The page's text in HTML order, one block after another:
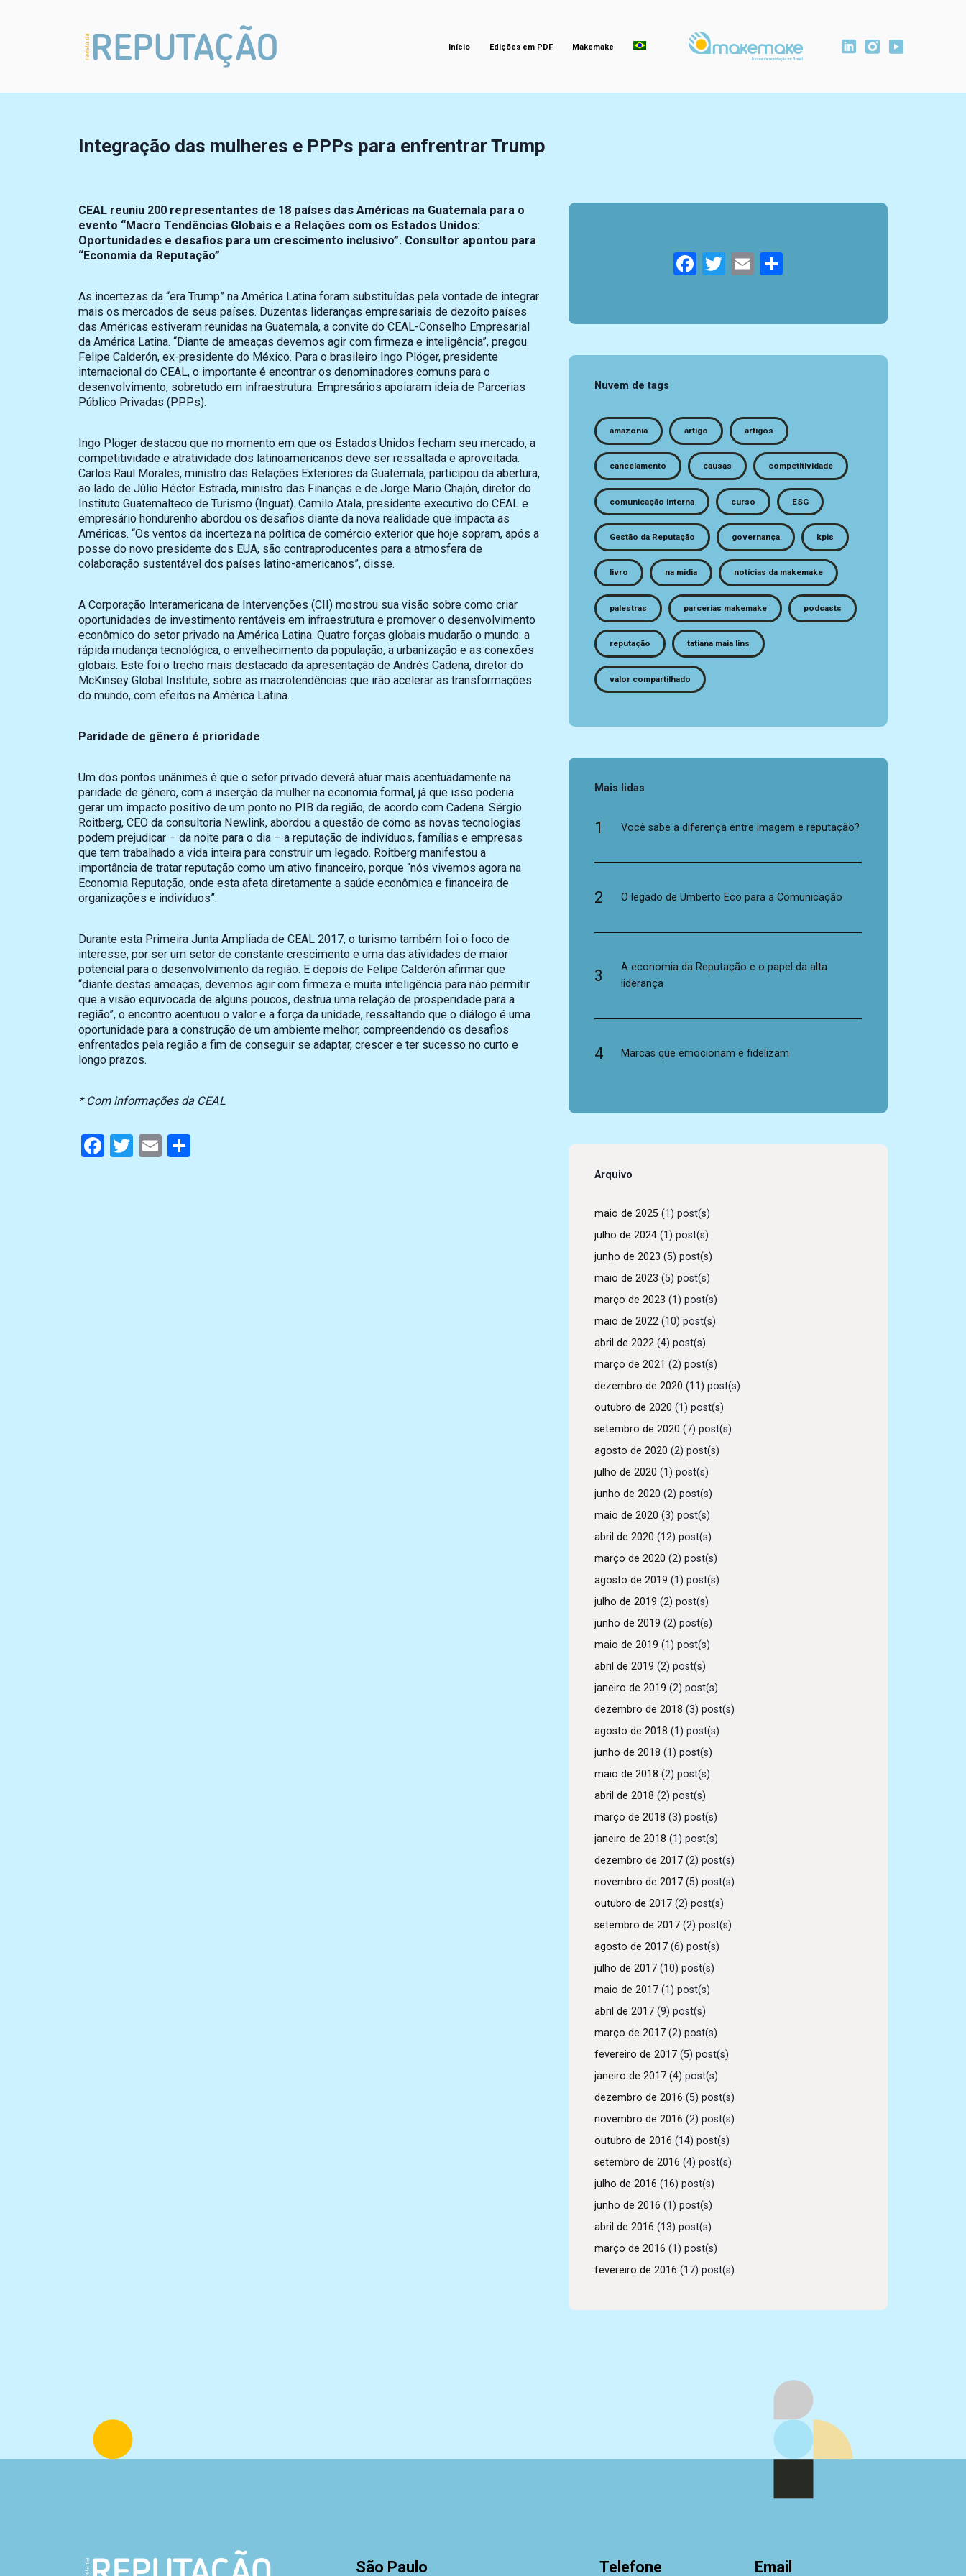
Início Edições em PDF Makemake
Integração das mulheres e PPPs para enfrentrar Trump
CEAL reuniu 200 representantes de 18 países das Américas na Guatemala para o
evento “Macro Tendências Globais e a Relações com os Estados Unidos:
Oportunidades e desafios para um crescimento inclusivo”. Consultor apontou para
“Economia da Reputação”
As incertezas da “era Trump” na América Latina foram substituídas pela vontade de integrar
mais os mercados de seus países. Duzentas lideranças empresariais de dezoito países
das Américas estiveram reunidas na Guatemala, a convite do CEAL-Conselho Empresarial
da América Latina. “Diante de ameaças devemos agir com firmeza e inteligência”, pregou
Felipe Calderón, ex-presidente do México. Para o brasileiro Ingo Plöger, presidente
internacional do CEAL, o importante é encontrar os denominadores comuns para o
desenvolvimento, sobretudo em infraestrutura. Empresários apoiaram ideia de Parcerias
Público Privadas (PPPs).
Ingo Plöger destacou que no momento em que os Estados Unidos fecham seu mercado, a
competitividade e atratividade dos latinoamericanos deve ser ressaltada e aproveitada.
Carlos Raul Morales, ministro das Relações Exteriores da Guatemala, participou da abertura,
ao lado de Júlio Héctor Estrada, ministro das Finanças e de Jorge Mario Chajón, diretor do
Instituto Guatemalteco de Turismo (Inguat). Camilo Atala, presidente executivo do CEAL e
empresário hondurenho abordou os desafios diante da nova realidade que impacta as
Américas. “Os ventos da incerteza na política de comércio exterior que hoje sopram, após a
posse do novo presidente dos EUA, são contraproducentes para a atmosfera de
colaboração sustentável dos países latino-americanos”, disse.
A Corporação Interamericana de Intervenções (CII) mostrou sua visão sobre como criar
oportunidades de investimento rentáveis em infraestrutura e promover o desenvolvimento
econômico do setor privado na América Latina. Quatro forças globais mudarão o mundo: a
rápida mudança tecnológica, o envelhecimento da população, a urbanização e as conexões
globais. Este foi o trecho mais destacado da apresentação de Andrés Cadena, diretor do
McKinsey Global Institute, sobre as macrotendências que irão acelerar as transformações
do mundo, com efeitos na América Latina.
Paridade de gênero é prioridade
Um dos pontos unânimes é que o setor privado deverá atuar mais acentuadamente na
paridade de gênero, com a inserção da mulher na economia formal, já que isso poderia
gerar um impacto positivo de um ponto no PIB da região, de acordo com Cadena. Sérgio
Roitberg, CEO da consultoria Newlink, abordou a questão de como as novas tecnologias
podem prejudicar – da noite para o dia – a reputação de indivíduos, famílias e empresas
que tem trabalhado a vida inteira para construir um legado. Roitberg manifestou a
importância de tratar reputação como um ativo financeiro, porque “nós vivemos agora na
Economia Reputação, onde esta afeta diretamente a saúde econômica e financeira de
organizações e indivíduos”.
Durante esta Primeira Junta Ampliada de CEAL 2017, o turismo também foi o foco de
interesse, por ser um setor de constante crescimento e uma das atividades de maior
potencial para o desenvolvimento da região. E depois de Felipe Calderón afirmar que
“diante destas ameaças, devemos agir com firmeza e muita inteligência para não permitir
que a visão equivocada de alguns poucos, destrua uma relação de prosperidade para a
região”, o encontro acentuou o valor e a força da unidade, ressaltando que o diálogo é uma
oportunidade para a construção de um ambiente melhor, compreendendo os desafios
enfrentados pela região a fim de conseguir se adaptar, crescer e ter sucesso no curto e
longo prazos.
* Com informações da CEAL
Facebook
TwitterEmail
Facebook
Twitter
Email
Nuvem de tags
amazonia artigo artigos
cancelamento causas competitividade
comunicação interna curso ESG
Gestão da Reputação governança kpis
livro na midia notícias da makemake
palestras parcerias makemake podcasts
reputação tatiana maia lins
valor compartilhado
Mais lidas
1 Você sabe a diferença entre imagem e reputação?
2 O legado de Umberto Eco para a Comunicação
3
A economia da Reputação e o papel da alta
liderança
4 Marcas que emocionam e fidelizam
Arquivo
maio de 2025 (1) post(s)
julho de 2024 (1) post(s)
junho de 2023 (5) post(s)
maio de 2023 (5) post(s)
março de 2023 (1) post(s)
maio de 2022 (10) post(s)
abril de 2022 (4) post(s)
março de 2021 (2) post(s)
dezembro de 2020 (11) post(s)
outubro de 2020 (1) post(s)
setembro de 2020 (7) post(s)
agosto de 2020 (2) post(s)
julho de 2020 (1) post(s)
junho de 2020 (2) post(s)
maio de 2020 (3) post(s)
abril de 2020 (12) post(s)
março de 2020 (2) post(s)
agosto de 2019 (1) post(s)
julho de 2019 (2) post(s)
junho de 2019 (2) post(s)
maio de 2019 (1) post(s)
abril de 2019 (2) post(s)
janeiro de 2019 (2) post(s)
dezembro de 2018 (3) post(s)
agosto de 2018 (1) post(s)
junho de 2018 (1) post(s)
maio de 2018 (2) post(s)
abril de 2018 (2) post(s)
março de 2018 (3) post(s)
janeiro de 2018 (1) post(s)
dezembro de 2017 (2) post(s)
novembro de 2017 (5) post(s)
outubro de 2017 (2) post(s)
setembro de 2017 (2) post(s)
agosto de 2017 (6) post(s)
julho de 2017 (10) post(s)
maio de 2017 (1) post(s)
abril de 2017 (9) post(s)
março de 2017 (2) post(s)
fevereiro de 2017 (5) post(s)
janeiro de 2017 (4) post(s)
dezembro de 2016 (5) post(s)
novembro de 2016 (2) post(s)
outubro de 2016 (14) post(s)
setembro de 2016 (4) post(s)
julho de 2016 (16) post(s)
junho de 2016 (1) post(s)
abril de 2016 (13) post(s)
março de 2016 (1) post(s)
fevereiro de 2016 (17) post(s)
São Paulo Telefone Email